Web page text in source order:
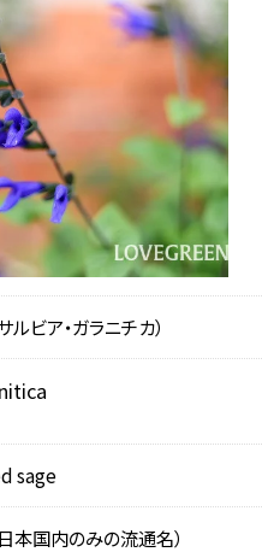
ルビア・ガラニチカ）
sage
本国内のみの流通名）